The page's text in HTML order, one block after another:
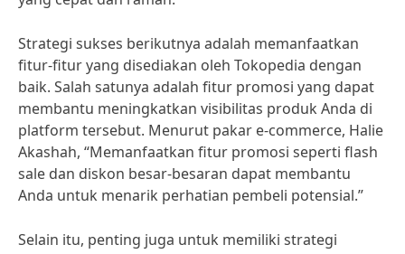
Strategi sukses berikutnya adalah memanfaatkan
fitur-fitur yang disediakan oleh Tokopedia dengan
baik. Salah satunya adalah fitur promosi yang dapat
membantu meningkatkan visibilitas produk Anda di
platform tersebut. Menurut pakar e-commerce, Halie
Akashah, “Memanfaatkan fitur promosi seperti flash
sale dan diskon besar-besaran dapat membantu
Anda untuk menarik perhatian pembeli potensial.”
Selain itu, penting juga untuk memiliki strategi